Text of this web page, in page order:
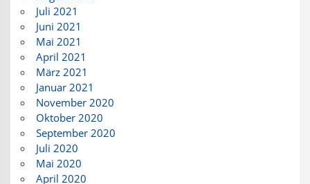
Juli 2021
Juni 2021
Mai 2021
April 2021
März 2021
Januar 2021
November 2020
Oktober 2020
September 2020
Juli 2020
Mai 2020
April 2020